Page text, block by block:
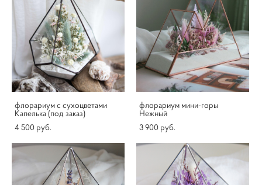
флорариум с сухоцветами
Капелька (под заказ)
4 500 pуб.
флорариум мини-горы
Нежный
3 900 pуб.